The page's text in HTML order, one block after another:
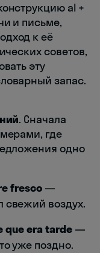
al +
и письме,
к её
советов,
эту
запас.
. Сначала
где
одно
fresco—
свежий воздух.
que era tarde—
уже поздно.